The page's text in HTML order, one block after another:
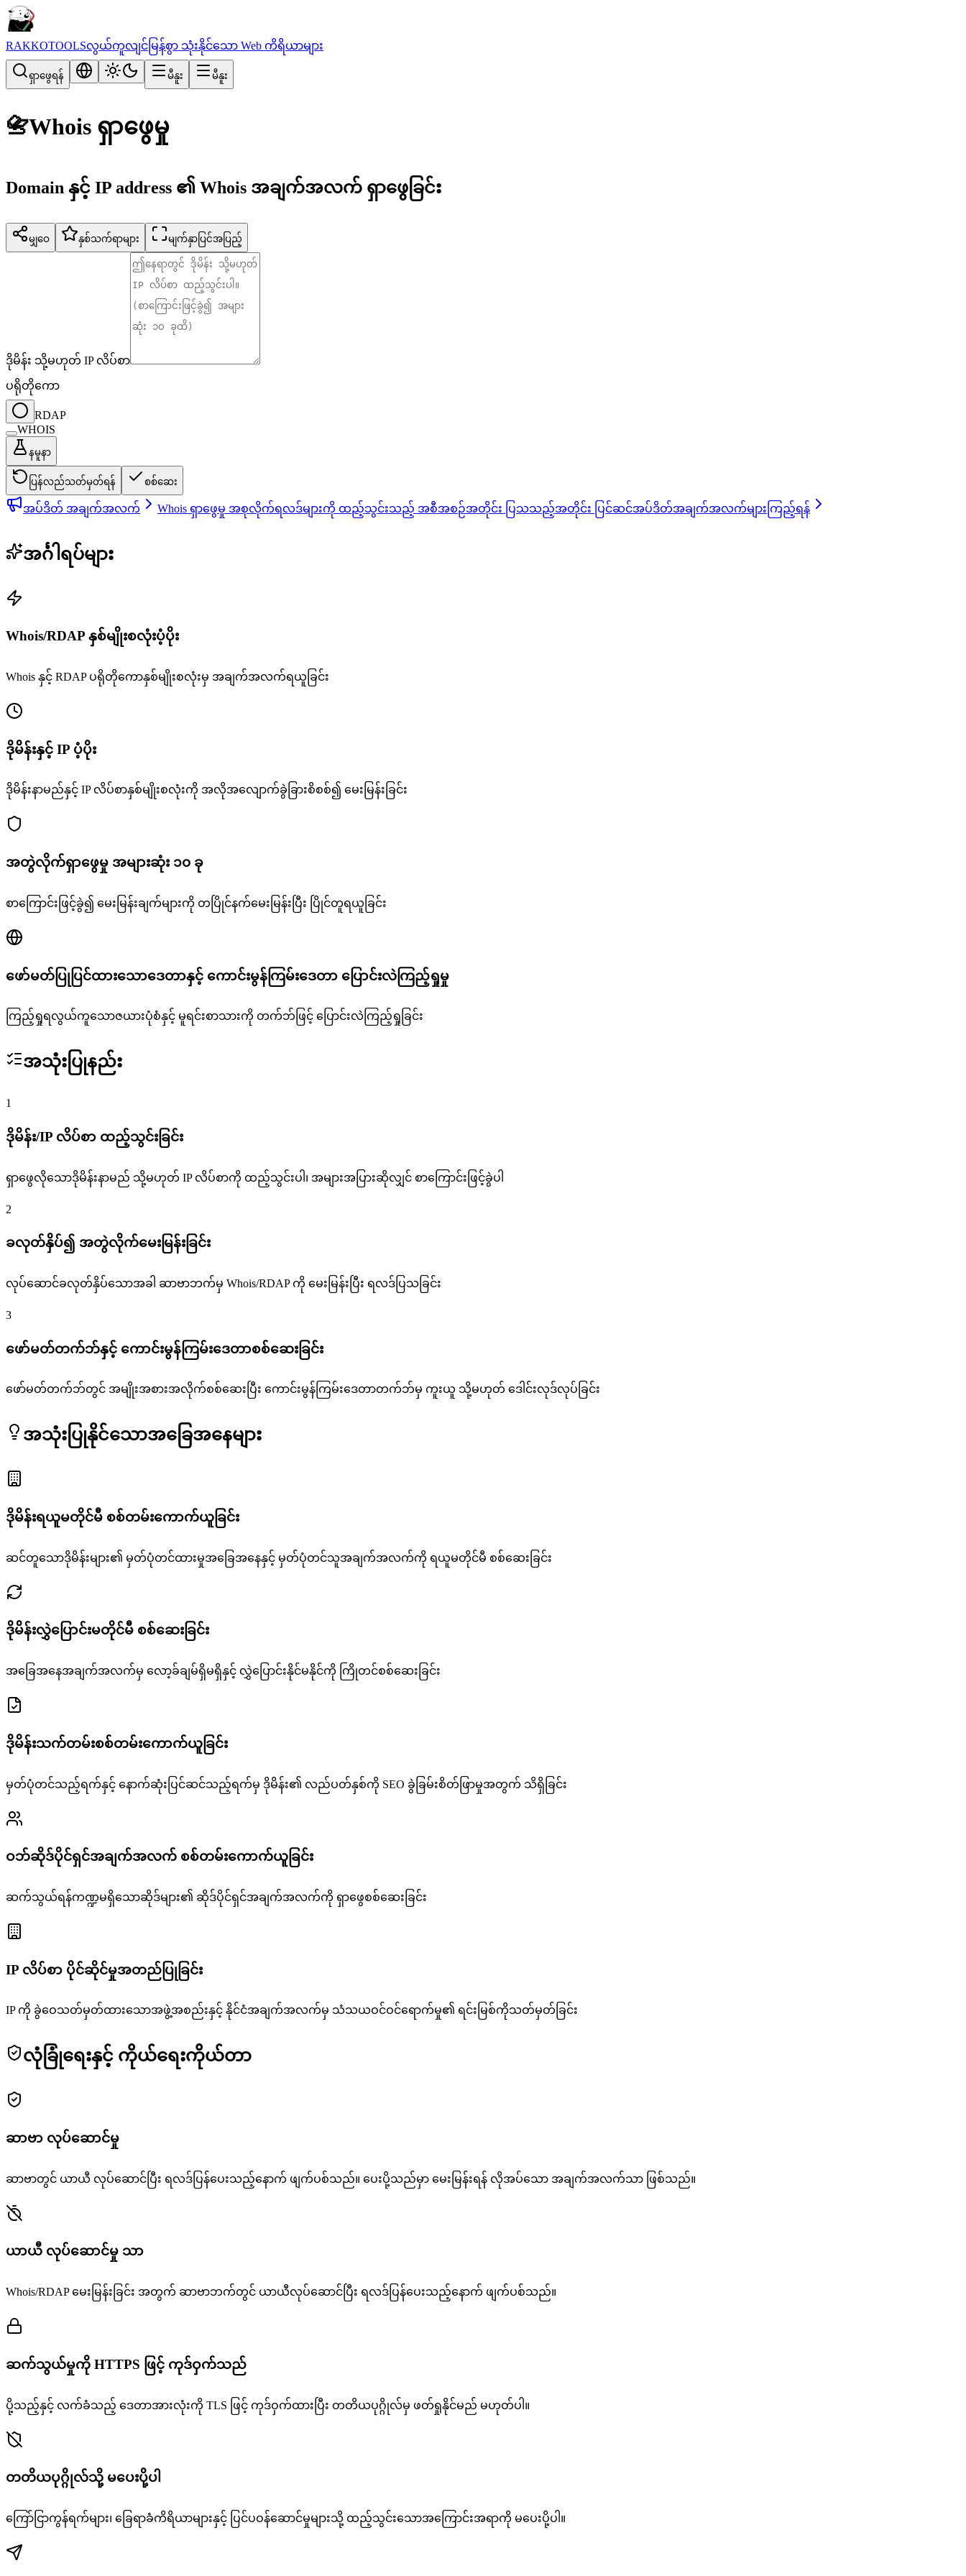
RAKKOTOOLSလွယ်ကူလျင်မြန်စွာ သုံးနိုင်သော Web ကိရိယာများ
ရှာဖွေရန် မီနူး မီနူး
📇Whois ရှာဖွေမှု
Domain နှင့် IP address ၏ Whois အချက်အလက် ရှာဖွေခြင်း
မျှဝေ နှစ်သက်ရာများ မျက်နှာပြင်အပြည့်
ဒိုမိန်း သို့မဟုတ် IP လိပ်စာ
ပရိုတိုကော
RDAP
WHOIS
နမူနာ
ပြန်လည်သတ်မှတ်ရန် စစ်ဆေး
အပ်ဒိတ် အချက်အလက် Whois ရှာဖွေမှု အစုလိုက်ရလဒ်များကို ထည့်သွင်းသည့် အစီအစဉ်အတိုင်း ပြသသည့်အတိုင်း ပြင်ဆင်အပ်ဒိတ်အချက်အလက်များကြည့်ရန်
အင်္ဂါရပ်များ
Whois/RDAP နှစ်မျိုးစလုံးပံ့ပိုး
Whois နှင့် RDAP ပရိုတိုကောနှစ်မျိုးစလုံးမှ အချက်အလက်ရယူခြင်း
ဒိုမိန်းနှင့် IP ပံ့ပိုး
ဒိုမိန်းနာမည်နှင့် IP လိပ်စာနှစ်မျိုးစလုံးကို အလိုအလျောက်ခွဲခြားစိစစ်၍ မေးမြန်းခြင်း
အတွဲလိုက်ရှာဖွေမှု အများဆုံး ၁၀ ခု
စာကြောင်းဖြင့်ခွဲ၍ မေးမြန်းချက်များကို တပြိုင်နက်မေးမြန်းပြီး ပြိုင်တူရယူခြင်း
ဖော်မတ်ပြုပြင်ထားသောဒေတာနှင့် ကောင်းမွန်ကြမ်းဒေတာ ပြောင်းလဲကြည့်ရှုမှု
ကြည့်ရှုရလွယ်ကူသောဇယားပုံစံနှင့် မူရင်းစာသားကို တက်ဘ်ဖြင့် ပြောင်းလဲကြည့်ရှုခြင်း
အသုံးပြုနည်း
1
ဒိုမိန်း/IP လိပ်စာ ထည့်သွင်းခြင်း
ရှာဖွေလိုသောဒိုမိန်းနာမည် သို့မဟုတ် IP လိပ်စာကို ထည့်သွင်းပါ၊ အများအပြားဆိုလျှင် စာကြောင်းဖြင့်ခွဲပါ
2
ခလုတ်နှိပ်၍ အတွဲလိုက်မေးမြန်းခြင်း
လုပ်ဆောင်ခလုတ်နှိပ်သောအခါ ဆာဗာဘက်မှ Whois/RDAP ကို မေးမြန်းပြီး ရလဒ်ပြသခြင်း
3
ဖော်မတ်တက်ဘ်နှင့် ကောင်းမွန်ကြမ်းဒေတာစစ်ဆေးခြင်း
ဖော်မတ်တက်ဘ်တွင် အမျိုးအစားအလိုက်စစ်ဆေးပြီး ကောင်းမွန်ကြမ်းဒေတာတက်ဘ်မှ ကူးယူ သို့မဟုတ် ဒေါင်းလုဒ်လုပ်ခြင်း
အသုံးပြုနိုင်သောအခြေအနေများ
ဒိုမိန်းရယူမတိုင်မီ စစ်တမ်းကောက်ယူခြင်း
ဆင်တူသောဒိုမိန်းများ၏ မှတ်ပုံတင်ထားမှုအခြေအနေနှင့် မှတ်ပုံတင်သူအချက်အလက်ကို ရယူမတိုင်မီ စစ်ဆေးခြင်း
ဒိုမိန်းလွှဲပြောင်းမတိုင်မီ စစ်ဆေးခြင်း
အခြေအနေအချက်အလက်မှ လော့ခ်ချမ်ရှိမရှိနှင့် လွှဲပြောင်းနိုင်မနိုင်ကို ကြိုတင်စစ်ဆေးခြင်း
ဒိုမိန်းသက်တမ်းစစ်တမ်းကောက်ယူခြင်း
မှတ်ပုံတင်သည့်ရက်နှင့် နောက်ဆုံးပြင်ဆင်သည့်ရက်မှ ဒိုမိန်း၏ လည်ပတ်နှစ်ကို SEO ခွဲခြမ်းစိတ်ဖြာမှုအတွက် သိရှိခြင်း
ဝဘ်ဆိုဒ်ပိုင်ရှင်အချက်အလက် စစ်တမ်းကောက်ယူခြင်း
ဆက်သွယ်ရန်ကဏ္ဍမရှိသောဆိုဒ်များ၏ ဆိုဒ်ပိုင်ရှင်အချက်အလက်ကို ရှာဖွေစစ်ဆေးခြင်း
IP လိပ်စာ ပိုင်ဆိုင်မှုအတည်ပြုခြင်း
IP ကို ခွဲဝေသတ်မှတ်ထားသောအဖွဲ့အစည်းနှင့် နိုင်ငံအချက်အလက်မှ သံသယဝင်ဝင်ရောက်မှု၏ ရင်းမြစ်ကိုသတ်မှတ်ခြင်း
လုံခြုံရေးနှင့် ကိုယ်ရေးကိုယ်တာ
ဆာဗာ လုပ်ဆောင်မှု
ဆာဗာတွင် ယာယီ လုပ်ဆောင်ပြီး ရလဒ်ပြန်ပေးသည့်နောက် ဖျက်ပစ်သည်။ ပေးပို့သည်မှာ မေးမြန်းရန် လိုအပ်သော အချက်အလက်သာ ဖြစ်သည်။
ယာယီ လုပ်ဆောင်မှု သာ
Whois/RDAP မေးမြန်းခြင်း အတွက် ဆာဗာဘက်တွင် ယာယီလုပ်ဆောင်ပြီး ရလဒ်ပြန်ပေးသည့်နောက် ဖျက်ပစ်သည်။
ဆက်သွယ်မှုကို HTTPS ဖြင့် ကုဒ်ဝှက်သည်
ပို့သည့်နှင့် လက်ခံသည့် ဒေတာအားလုံးကို TLS ဖြင့် ကုဒ်ဝှက်ထားပြီး တတိယပုဂ္ဂိုလ်မှ ဖတ်ရှုနိုင်မည် မဟုတ်ပါ။
တတိယပုဂ္ဂိုလ်သို့ မပေးပို့ပါ
ကြော်ငြာကွန်ရက်များ၊ ခြေရာခံကိရိယာများနှင့် ပြင်ပဝန်ဆောင်မှုများသို့ ထည့်သွင်းသောအကြောင်းအရာကို မပေးပို့ပါ။